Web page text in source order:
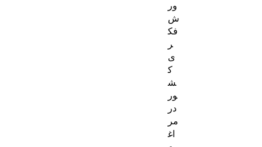
ور
ش
فک
ر
ی
ک
ش
ور
در
مر
اغ